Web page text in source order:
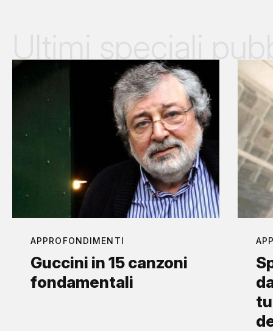
APPROFONDIMENTI
Guccini in 15 canzoni
fondamentali